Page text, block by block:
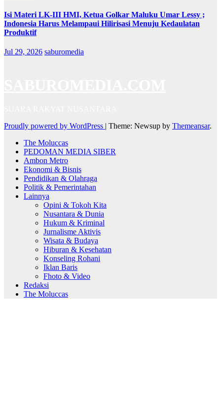
Isi Materi LK-III HMI, Ketua Golkar Maluku Umar Lessy ;
Indonesia Harus Melampaui Hilirisasi Menuju Kedaulatan
Produktif
Jul 29, 2026 saburomedia
Proudly powered by WordPress | Theme: Newsup by Themeansar.
The Moluccas
PEDOMAN MEDIA SIBER
Ambon Metro
Ekonomi & Bisnis
Pendidikan & Olahraga
Politik & Pemerintahan
Lainnya
Opini & Tokoh Kita
Nusantara & Dunia
Hukum & Kriminal
Jurnalisme Aktivis
Wisata & Budaya
Hiburan & Kesehatan
Konseling Rohani
Iklan Baris
Fhoto & Video
Redaksi
The Moluccas